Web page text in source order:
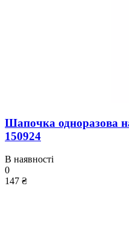
Шапочка одноразова
150924
В наявності
0
147 ₴